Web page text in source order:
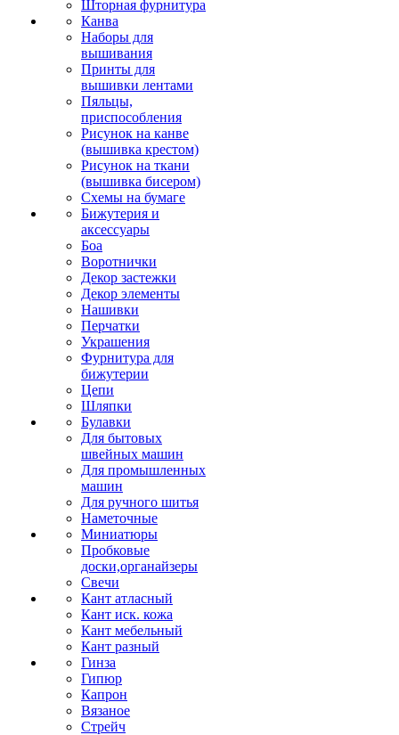
Шторная фурнитура
Канва
Наборы для
вышивания
Принты для
вышивки лентами
Пяльцы,
приспособления
Рисунок на канве
(вышивка крестом)
Рисунок на ткани
(вышивка бисером)
Схемы на бумаге
Бижутерия и
аксессуары
Боа
Воротнички
Декор застежки
Декор элементы
Нашивки
Перчатки
Украшения
Фурнитура для
бижутерии
Цепи
Шляпки
Булавки
Для бытовых
швейных машин
Для промышленных
машин
Для ручного шитья
Наметочные
Миниатюры
Пробковые
доски,органайзеры
Свечи
Кант атласный
Кант иск. кожа
Кант мебельный
Кант разный
Гинза
Гипюр
Капрон
Вязаное
Стрейч